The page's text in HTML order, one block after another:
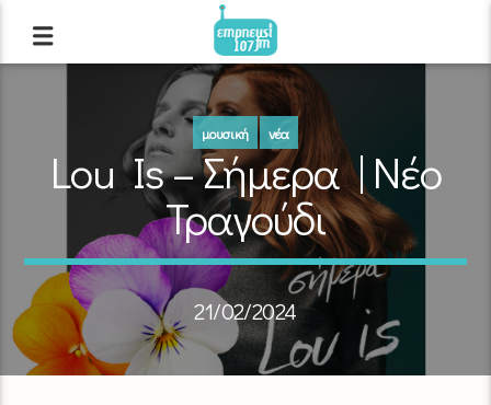
μουσική νέα
Lou Is – Σήμερα | Νέο
Τραγούδι
21/02/2024